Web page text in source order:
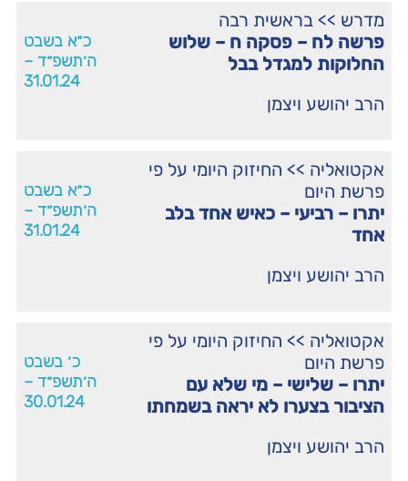
מדרש >> בראשית רבה
פרשה לח – פסקה ח – שלוש
החלוקות למגדל בבל
הרב יהושע ויצמן
כ״א בשבט
ה׳תשפ״ד –
31.01.24
אקטואליה >> החיזוק היומי על פי
פרשת היום
יתרו – רביעי – כאיש אחד בלב
אחד
הרב יהושע ויצמן
כ״א בשבט
ה׳תשפ״ד –
31.01.24
אקטואליה >> החיזוק היומי על פי
פרשת היום
יתרו – שלישי – מי שלא עם
הציבור בצערו לא יראה בשמחתו
הרב יהושע ויצמן
כ׳ בשבט
ה׳תשפ״ד –
30.01.24